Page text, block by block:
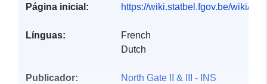
Página inicial: https://wiki.statbel.fgov.be/wiki/
Línguas:
French
Dutch
Publicador:
North Gate II & III - INS